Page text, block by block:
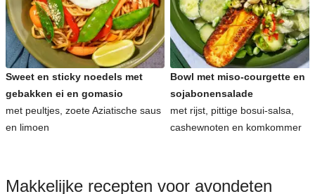
Sweet en sticky noedels met
gebakken ei en gomasio
met peultjes, zoete Aziatische saus
en limoen
Bowl met miso-courgette en
sojabonensalade
met rijst, pittige bosui-salsa,
cashewnoten en komkommer
Makkelijke recepten voor avondeten